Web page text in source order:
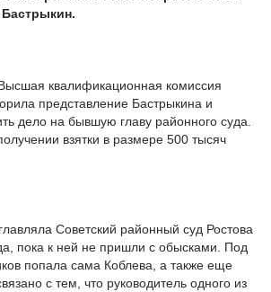
квалификационная комиссия
представление Бастрыкина и
дело на бывшую главу районного суда.
взятки в размере 500 тысяч
Советский районный суд Ростова
пока к ней не пришли с обысками. Под
попала сама Коблева, а также еще
с тем, что руководитель одного из